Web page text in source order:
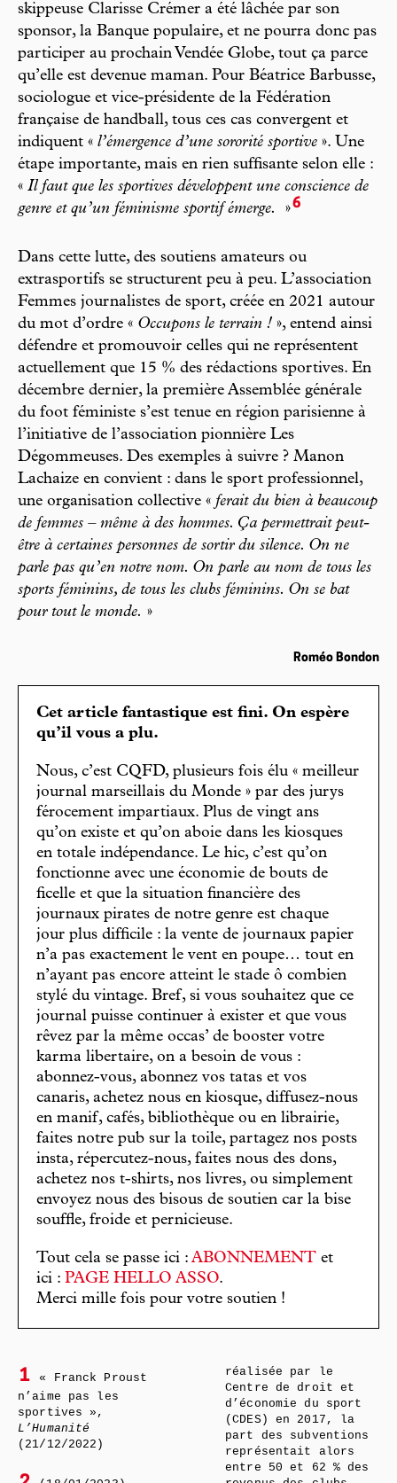
skippeuse Clarisse Crémer a été lâchée par son
sponsor, la Banque populaire, et ne pourra donc pas
participer au prochain Vendée Globe, tout ça parce
qu’elle est devenue maman. Pour Béatrice Barbusse,
sociologue et vice-présidente de la Fédération
française de handball, tous ces cas convergent et
indiquent « l’émergence d’une sororité sportive ». Une
étape importante, mais en rien suffisante selon elle :
« Il faut que les sportives développent une conscience de
genre et qu’un féminisme sportif émerge.
»6
Dans cette lutte, des soutiens amateurs ou
extrasportifs se structurent peu à peu. L’association
Femmes journalistes de sport, créée en 2021 autour
du mot d’ordre « Occupons le terrain ! », entend ainsi
défendre et promouvoir celles qui ne représentent
actuellement que 15 % des rédactions sportives. En
décembre dernier, la première Assemblée générale
du foot féministe s’est tenue en région parisienne à
l’initiative de l’association pionnière Les
Dégommeuses. Des exemples à suivre ? Manon
Lachaize en convient : dans le sport professionnel,
une organisation collective « ferait du bien à beaucoup
de femmes – même à des hommes. Ça permettrait peut-
être à certaines personnes de sortir du silence. On ne
parle pas qu’en notre nom. On parle au nom de tous les
sports féminins, de tous les clubs féminins. On se bat
pour tout le monde. »
Roméo Bondon
Cet article fantastique est fini. On espère
qu’il vous a plu.
Nous, c’est CQFD, plusieurs fois élu « meilleur
journal marseillais du Monde » par des jurys
férocement impartiaux. Plus de vingt ans
qu’on existe et qu’on aboie dans les kiosques
en totale indépendance. Le hic, c’est qu’on
fonctionne avec une économie de bouts de
ficelle et que la situation financière des
journaux pirates de notre genre est chaque
jour plus difficile : la vente de journaux papier
n’a pas exactement le vent en poupe… tout en
n’ayant pas encore atteint le stade ô combien
stylé du vintage. Bref, si vous souhaitez que ce
journal puisse continuer à exister et que vous
rêvez par la même occas’ de booster votre
karma libertaire, on a besoin de vous :
abonnez-vous, abonnez vos tatas et vos
canaris, achetez nous en kiosque, diffusez-nous
en manif, cafés, bibliothèque ou en librairie,
faites notre pub sur la toile, partagez nos posts
insta, répercutez-nous, faites nous des dons,
achetez nos t-shirts, nos livres, ou simplement
envoyez nous des bisous de soutien car la bise
souffle, froide et pernicieuse.
Tout cela se passe ici : ABONNEMENT et
ici : PAGE HELLO ASSO.
Merci mille fois pour votre soutien !
1
« Franck Proust
n’aime pas les
sportives »,
L’Humanité
(21/12/2022)
réalisée par le
Centre de droit et
d’économie du sport
(CDES) en 2017, la
part des subventions
représentait alors
entre 50 et 62 % des